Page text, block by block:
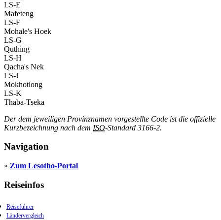
LS-E
Mafeteng
LS-F
Mohale's Hoek
LS-G
Quthing
LS-H
Qacha's Nek
LS-J
Mokhotlong
LS-K
Thaba-Tseka
Der dem jeweiligen Provinznamen vorgestellte Code ist die offizielle
Kurzbezeichnung nach dem ISO-Standard 3166-2.
Navigation
» Zum Lesotho-Portal
Reiseinfos
Reiseführer
Ländervergleich